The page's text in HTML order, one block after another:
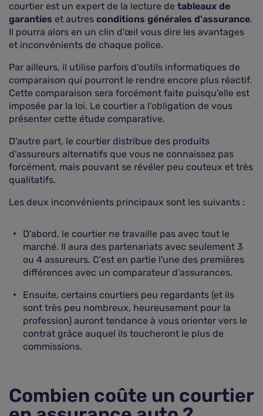
courtier est un expert de la lecture de tableaux de
garanties et autres conditions générales d'assurance.
Il pourra alors en un clin d'œil vous dire les avantages
et inconvénients de chaque police.
Par ailleurs, il utilise parfois d'outils informatiques de
comparaison qui pourront le rendre encore plus réactif.
Cette comparaison sera forcément faite puisqu'elle est
imposée par la loi. Le courtier a l'obligation de vous
présenter cette étude comparative.
D'autre part, le courtier distribue des produits
d'assureurs alternatifs que vous ne connaissez pas
forcément, mais pouvant se révéler peu couteux et très
qualitatifs.
Les deux inconvénients principaux sont les suivants :
D'abord, le courtier ne travaille pas avec tout le
marché. Il aura des partenariats avec seulement 3
ou 4 assureurs. C'est en partie l'une des premières
différences avec un comparateur d'assurances.
Ensuite, certains courtiers peu regardants (et ils
sont très peu nombreux, heureusement pour la
profession) auront tendance à vous orienter vers le
contrat grâce auquel ils toucheront le plus de
commissions.
Combien coûte un courtier